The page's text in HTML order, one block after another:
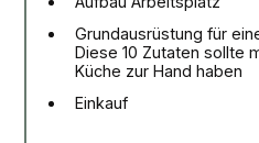
Grundausrüstung für
Diese 10 Zutaten sollte
Küche zur Hand haben
Einkauf